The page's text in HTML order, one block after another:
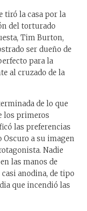
tiró la casa por la
del torturado
Tim Burton,
ser dueño de
para la
al cruzado de la
de lo que
los primeros
las preferencias
Oscuro a su imagen
Nadie
las manos de
anodina, de tipo
que incendió las